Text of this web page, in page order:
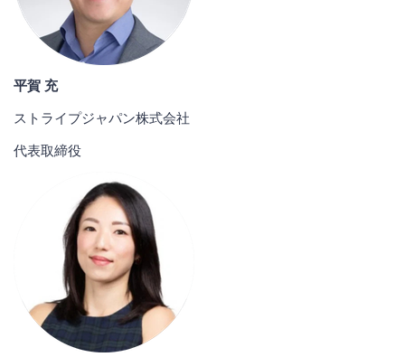
平賀 充
ストライプジャパン株式会社
代表取締役